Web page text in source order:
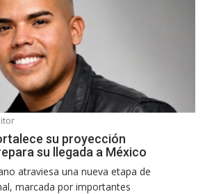
su proyección
su llegada a México
atraviesa una nueva etapa de
marcada por importantes